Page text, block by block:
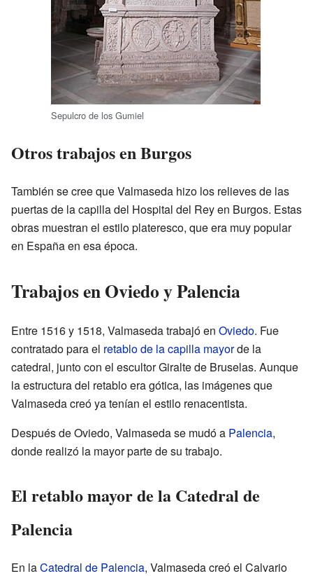
Sepulcro de los Gumiel
Otros trabajos en Burgos
También se cree que Valmaseda hizo los relieves de las
puertas de la capilla del Hospital del Rey en Burgos. Estas
obras muestran el estilo plateresco, que era muy popular
en España en esa época.
Trabajos en Oviedo y Palencia
Entre 1516 y 1518, Valmaseda trabajó en Oviedo. Fue
contratado para el retablo de la capilla mayorde la
catedral, junto con el escultor Giralte de Bruselas. Aunque
la estructura del retablo era gótica, las imágenes que
Valmaseda creó ya tenían el estilo renacentista.
Después de Oviedo, Valmaseda se mudó a Palencia,
donde realizó la mayor parte de su trabajo.
El retablo mayor de la Catedral de
Palencia
En laCatedral de Palencia, Valmaseda creó el Calvario